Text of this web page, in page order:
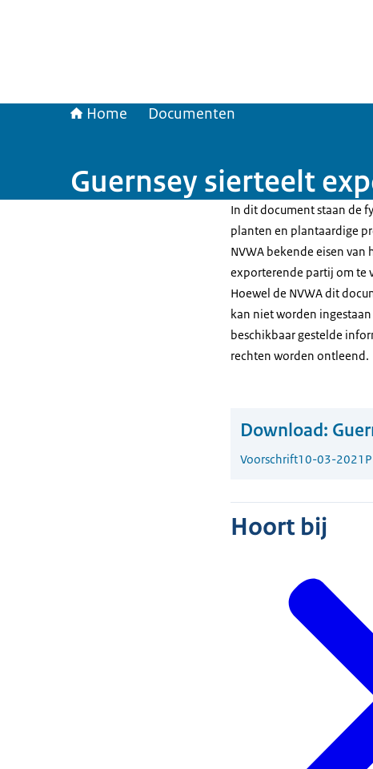
Home Documenten
Guernsey sierteelt
In dit document staan de
planten en plantaardige
NVWA bekende eisen
exporterende partij om te
Hoewel de NVWA dit
kan niet worden
beschikbaar gestelde
rechten worden ontleend.
Download:
Voorschrift10-03-2021
Hoort bij